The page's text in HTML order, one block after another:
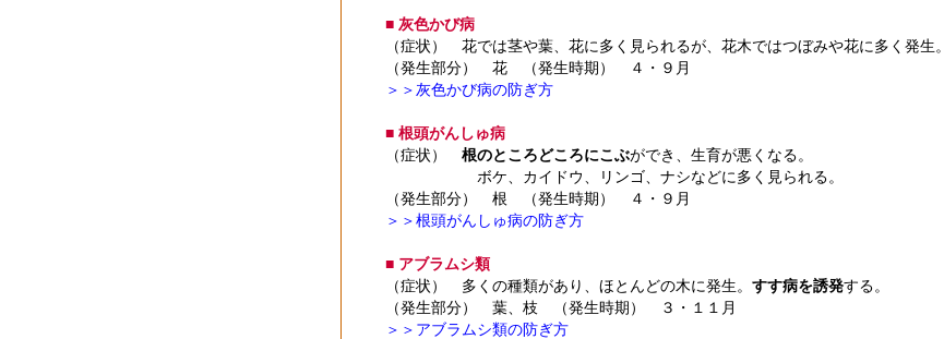
■ 灰色かび病
（症状） 花では茎や葉、花に多く見られるが、花木ではつぼみや花に多く発生。
（発生部分） 花 （発生時期） ４・９月
＞＞灰色かび病の防ぎ方
■ 根頭がんしゅ病
（症状） 根のところどころにこぶができ、生育が悪くなる。
ボケ、カイドウ、リンゴ、ナシなどに多く見られる。
（発生部分） 根 （発生時期） ４・９月
＞＞根頭がんしゅ病の防ぎ方
■ アブラムシ類
（症状） 多くの種類があり、ほとんどの木に発生。 すす病を誘発する。
（発生部分） 葉、枝 （発生時期） ３・１１月
＞＞アブラムシ類の防ぎ方